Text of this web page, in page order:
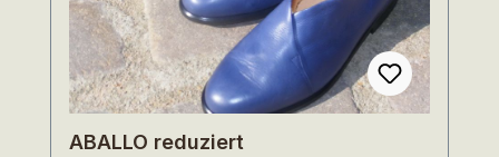
ABALLO reduziert